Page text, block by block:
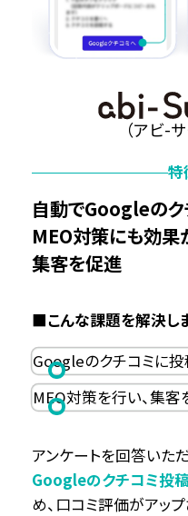
（アビ-
特
自動でGoogleの
MEO対策にも効果
集客を促進
こんな課題を解決し
Googleのクチコミに
MEO対策を行い、集客
アンケートを回答いた
Googleのクチコミ投
め、 口コミ評価がアップ